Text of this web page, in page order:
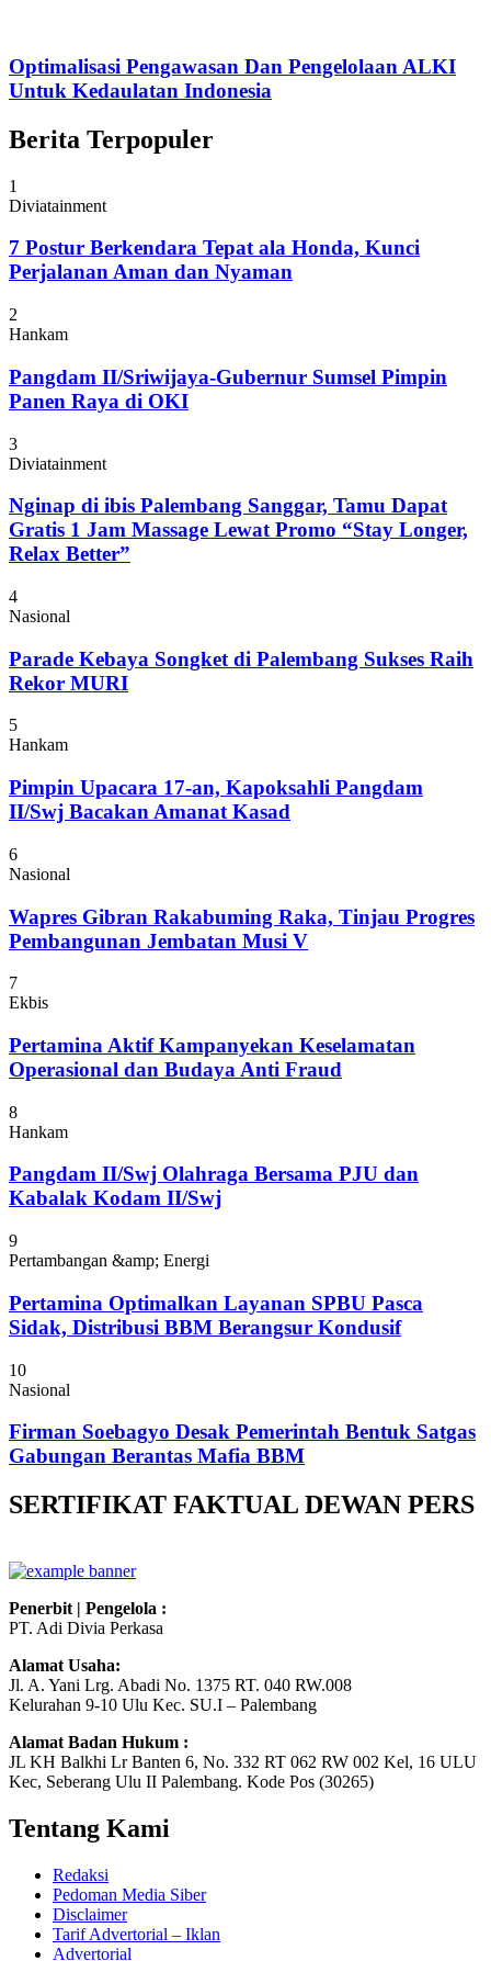
Optimalisasi Pengawasan Dan Pengelolaan ALKI
Untuk Kedaulatan Indonesia
Berita Terpopuler
1
Diviatainment
7 Postur Berkendara Tepat ala Honda, Kunci
Perjalanan Aman dan Nyaman
2
Hankam
Pangdam II/Sriwijaya-Gubernur Sumsel Pimpin
Panen Raya di OKI
3
Diviatainment
Nginap di ibis Palembang Sanggar, Tamu Dapat
Gratis 1 Jam Massage Lewat Promo “Stay Longer,
Relax Better”
4
Nasional
Parade Kebaya Songket di Palembang Sukses Raih
Rekor MURI
5
Hankam
Pimpin Upacara 17-an, Kapoksahli Pangdam
II/Swj Bacakan Amanat Kasad
6
Nasional
Wapres Gibran Rakabuming Raka, Tinjau Progres
Pembangunan Jembatan Musi V
7
Ekbis
Pertamina Aktif Kampanyekan Keselamatan
Operasional dan Budaya Anti Fraud
8
Hankam
Pangdam II/Swj Olahraga Bersama PJU dan
Kabalak Kodam II/Swj
9
Pertambangan &amp; Energi
Pertamina Optimalkan Layanan SPBU Pasca
Sidak, Distribusi BBM Berangsur Kondusif
10
Nasional
Firman Soebagyo Desak Pemerintah Bentuk Satgas
Gabungan Berantas Mafia BBM
SERTIFIKAT FAKTUAL DEWAN PERS
Penerbit | Pengelola :
PT. Adi Divia Perkasa
Alamat Usaha:
Jl. A. Yani Lrg. Abadi No. 1375 RT. 040 RW.008
Kelurahan 9-10 Ulu Kec. SU.I – Palembang
Alamat Badan Hukum :
JL KH Balkhi Lr Banten 6, No. 332 RT 062 RW 002 Kel, 16 ULU
Kec, Seberang Ulu II Palembang. Kode Pos (30265)
Tentang Kami
Redaksi
Pedoman Media Siber
Disclaimer
Tarif Advertorial – Iklan
Advertorial